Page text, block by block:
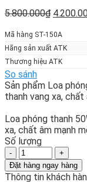
5.800.000₫ Giá
là:
Mã hàng ST-150A
Hãng sản xuất ATK
Thương hiệu ATK
So sánh
Sản phẩm Loa
thanh vang xa, chất
Loa phóng thanh
xa, chất âm mạnh
Số lượng
Loa
phóng
thanh
Đặt hàng ngay hàng
Thông tin khách